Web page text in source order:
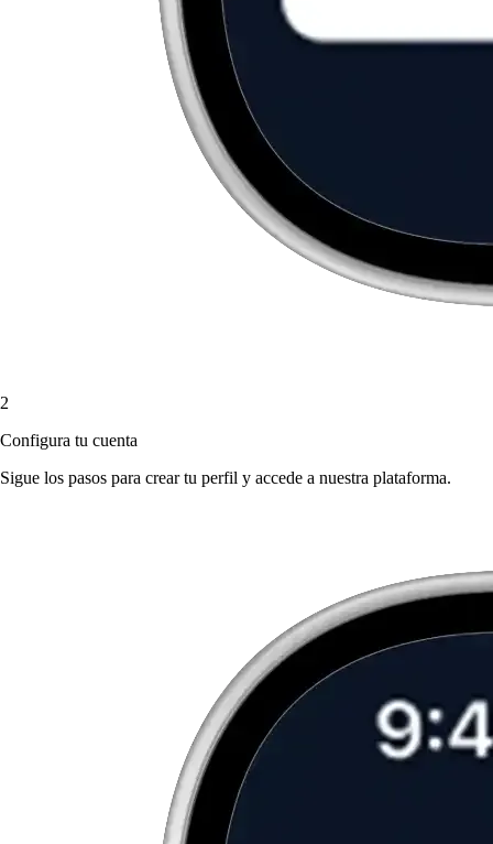
2
Configura tu cuenta
Sigue los pasos para crear tu perfil y accede a nuestra plataforma.